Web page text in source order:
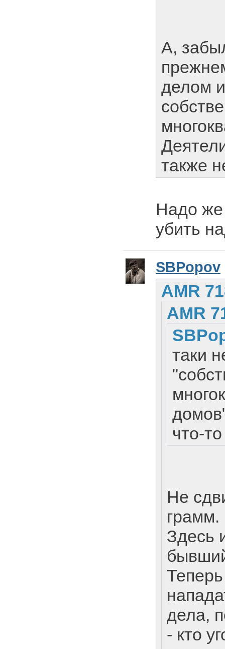
А,
делом
также
Надо же
убить
SBPopov
AMR
AMR
таки
что-
Не
грамм.
Здесь
дела,
- кто